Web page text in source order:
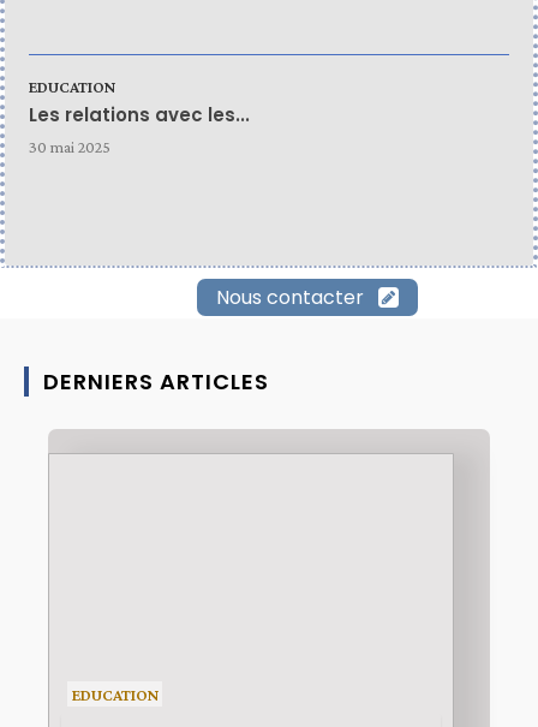
EDUCATION
Les relations avec les...
30 mai 2025
Nous contacter
DERNIERS ARTICLES
EDUCATION